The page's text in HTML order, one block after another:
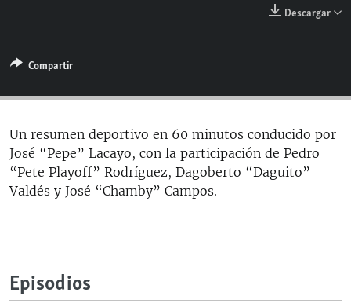
ESPECIALES
LA REALIDAD DE LA VIVIENDA EN CUBA
SER VIEJO EN CUBA
KENTU-CUBANO
LOS SANTOS DE HIALEAH
MULTIMEDIA
EDITORIALES
SÍGUENOS
Descargar
Compartir
Un resumen deportivo en 60 minutos conducido por
José “Pepe” Lacayo, con la participación de Pedro
“Pete Playoff” Rodríguez, Dagoberto “Daguito”
Valdés y José “Chamby” Campos.
Episodios